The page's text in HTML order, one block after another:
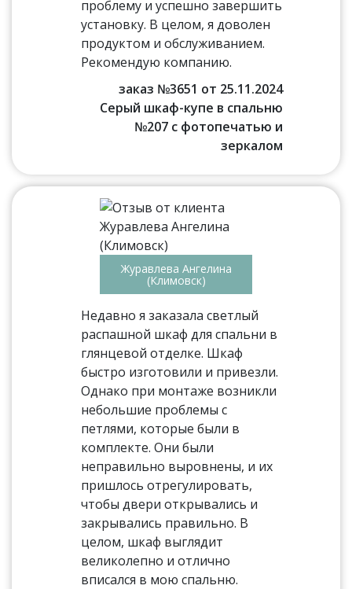
проблему и успешно завершить
установку. В целом, я доволен
продуктом и обслуживанием.
Рекомендую компанию.
заказ №3651 от 25.11.2024
Серый шкаф-купе в спальню
№207 с фотопечатью и
зеркалом
Журавлева Ангелина
(Климовск)
Недавно я заказала светлый
распашной шкаф для спальни в
глянцевой отделке. Шкаф
быстро изготовили и привезли.
Однако при монтаже возникли
небольшие проблемы с
петлями, которые были в
комплекте. Они были
неправильно выровнены, и их
пришлось отрегулировать,
чтобы двери открывались и
закрывались правильно. В
целом, шкаф выглядит
великолепно и отлично
вписался в мою спальню.